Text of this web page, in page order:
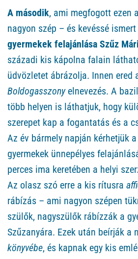
A második, ami megfogott ezen
nagyon szép – és kevéssé
gyermekek felajánlása Szűz
századi kis kápolna falain
üdvözletet ábrázolja. Innen ered
Boldogasszonyelnevezés. A
több helyen is láthatjuk, hogy
szerepet kap a fogantatás és a
Az év bármely napján kérhetjük
gyermekek ünnepélyes
perces ima keretében a helyi
Az olasz szó erre a kis rítusra
rábízás – ami nagyon szépen
szülők, nagyszülők rábízzák a
Szűzanyára. Ezek után beírják a
könyvébe, és kapnak egy kis